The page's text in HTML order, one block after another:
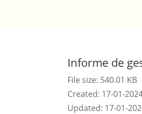
Informe de
File size: 540.01 KB
Created: 17-01-
Updated: 17-01-